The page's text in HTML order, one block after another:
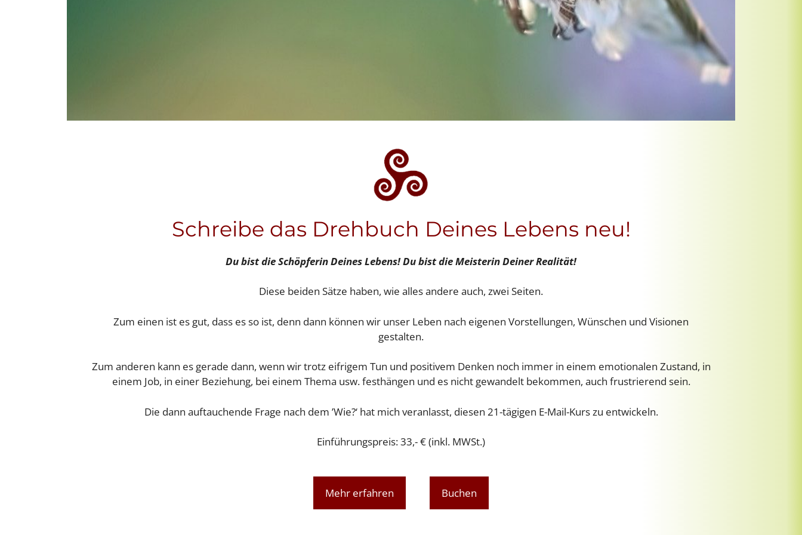
Schreibe das Drehbuch Deines Lebens neu!
Du bist die Schöpferin Deines Lebens! Du bist die Meisterin Deiner Realität!
Diese beiden Sätze haben, wie alles andere auch, zwei Seiten.
Zum einen ist es gut, dass es so ist, denn dann können wir unser Leben nach eigenen Vorstellungen, Wünschen und Visionen
gestalten.
Zum anderen kann es gerade dann, wenn wir trotz eifrigem Tun und positivem Denken noch immer in einem emotionalen Zustand, in
einem Job, in einer Beziehung, bei einem Thema usw. festhängen und es nicht gewandelt bekommen, auch frustrierend sein.
Die dann auftauchende Frage nach dem ’Wie?‘ hat mich veranlasst, diesen 21-tägigen E-Mail-Kurs zu entwickeln.
Einführungspreis: 33,- € (inkl. MWSt.)
Mehr erfahren Buchen